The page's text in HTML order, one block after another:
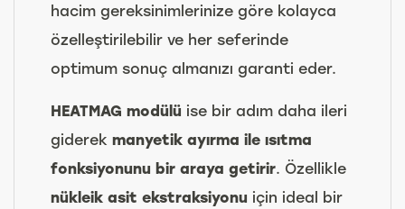
hacim gereksinimlerinize göre kolayca
özelleştirilebilir ve her seferinde
optimum sonuç almanızı garanti eder.
HEATMAG modülü ise bir adım daha ileri
giderek manyetik ayırma ile ısıtma
fonksiyonunu bir araya getirir. Özellikle
nükleik asit ekstraksiyonu için ideal bir